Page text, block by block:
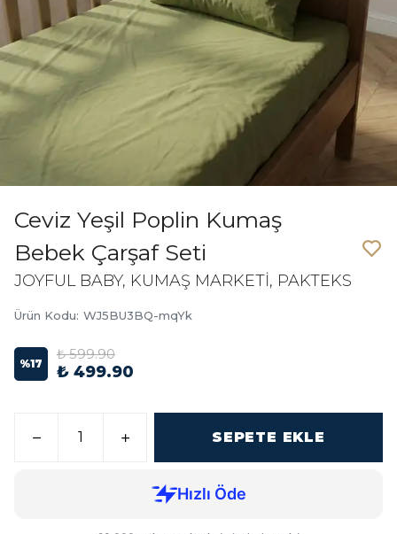
Ceviz Yeşil Poplin Kumaş
Bebek Çarşaf Seti
JOYFUL BABY, KUMAŞ MARKETİ, PAKTEKS
Ürün Kodu: WJ5BU3BQ-mqYk
%17
₺ 599.90
₺ 499.90
SEPETE EKLE